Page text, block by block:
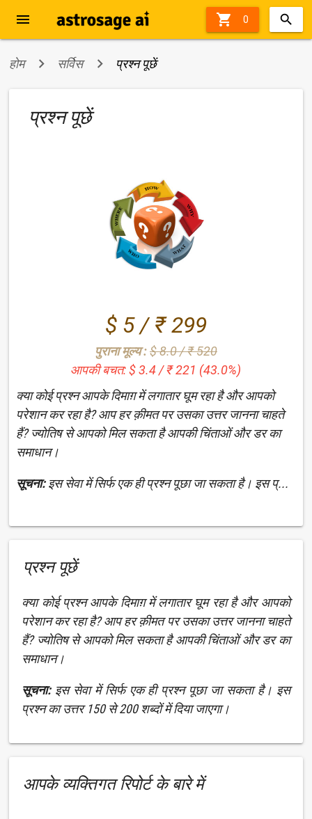
 0
menu
होम सर्विस प्रश्न पूछें
प्रश्न पूछें
43%
off
$ 5 / ₹ 299
पुराना मूल्य :$ 8.0 / ₹ 520
आपकी बचत: $ 3.4 / ₹ 221 (43.0%)
क्या कोई प्रश्न आपके दिमाग़ में लगातार घूम रहा है और आपको
परेशान कर रहा है? आप हर क़ीमत पर उसका उत्तर जानना चाहते
हैं? ज्योतिष से आपको मिल सकता है आपकी चिंताओं और डर का
समाधान।
सूचना:इस सेवा में सिर्फ एक ही प्रश्न पूछा जा सकता है। इस प्...
प्रश्न पूछें
क्या कोई प्रश्न आपके दिमाग़ में लगातार घूम रहा है और आपको
परेशान कर रहा है? आप हर क़ीमत पर उसका उत्तर जानना चाहते
हैं? ज्योतिष से आपको मिल सकता है आपकी चिंताओं और डर का
समाधान।
सूचना:इस सेवा में सिर्फ एक ही प्रश्न पूछा जा सकता है। इस
प्रश्न का उत्तर 150 से 200 शब्दों में दिया जाएगा।
आपके व्यक्तिगत रिपोर्ट के बारे में